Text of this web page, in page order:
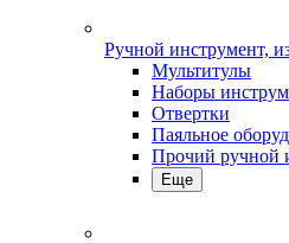
Ручной инструмент,
Мультитулы
Наборы
Отвертки
Паяльное
Прочий ручной
Еще